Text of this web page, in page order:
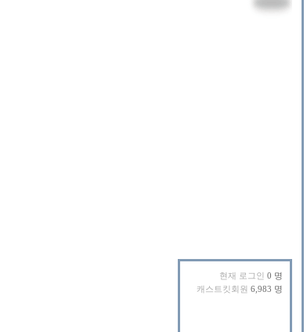
현재 로그인 0 명
캐스트킷회원 6,983 명